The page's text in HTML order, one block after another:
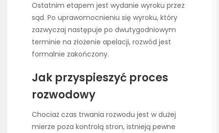
Ostatnim etapem jest wydanie wyroku przez
sąd. Po uprawomocnieniu się wyroku, który
zazwyczaj następuje po dwutygodniowym
terminie na złożenie apelacji, rozwód jest
formalnie zakończony.
Jak przyspieszyć proces
rozwodowy
Chociaż czas trwania rozwodu jest w dużej
mierze poza kontrolą stron, istnieją pewne